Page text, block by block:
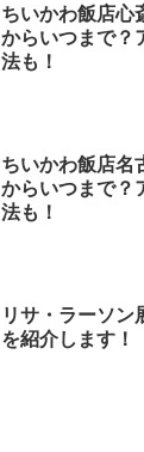
ちいかわ飯店心
からいつまで？
法も！
ちいかわ飯店名
からいつまで？
法も！
リサ・ラーソン
を紹介します！